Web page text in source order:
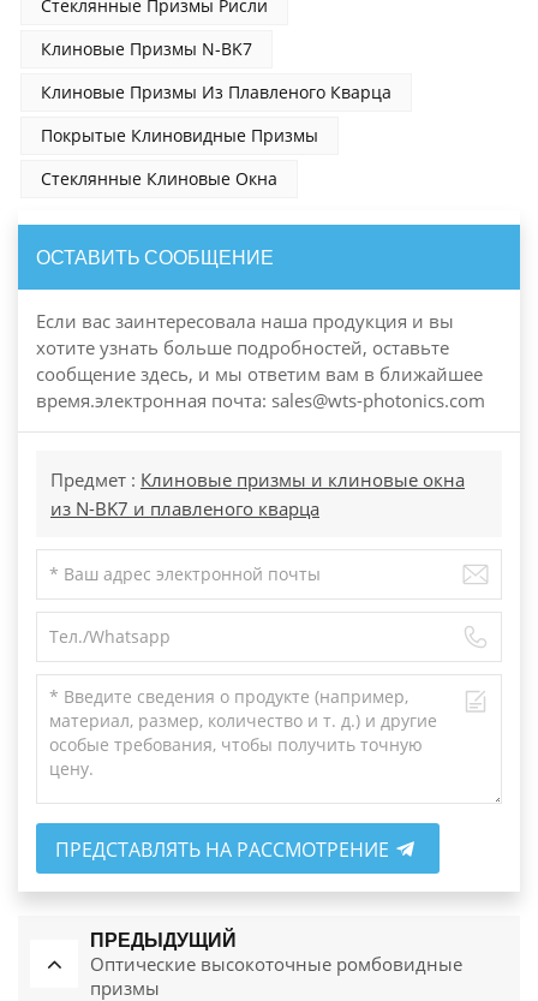
Стеклянные Призмы Рисли
Клиновые Призмы N-BK7
Клиновые Призмы Из Плавленого Кварца
Покрытые Клиновидные Призмы
Стеклянные Клиновые Окна
ОСТАВИТЬ СООБЩЕНИЕ
Если вас заинтересовала наша продукция и вы
хотите узнать больше подробностей, оставьте
сообщение здесь, и мы ответим вам в ближайшее
время.электронная почта: sales@wts-photonics.com
Предмет : Клиновые призмы и клиновые окна
из N-BK7 и плавленого кварца
ПРЕДСТАВЛЯТЬ НА РАССМОТРЕНИЕ
ПРЕДЫДУЩИЙ
Оптические высокоточные ромбовидные
призмы